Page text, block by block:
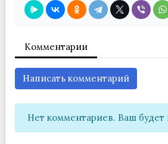
Комментарии
Написать комментарий
Нет комментариев. Ваш